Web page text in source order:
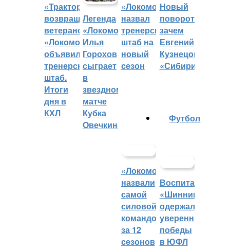
«Трактор»
возвращает
ветеранов,
«Локомотив»
объявил
тренерский
штаб.
Итоги
дня в
КХЛ
Легенда
«Локомотива»
Илья
Горохов
сыграет
в
звездном
матче
Кубка
Овечкина
«Локомотив»
назвал
тренерский
штаб на
новый
сезон
Новый
поворот:
зачем
Евгений
Кузнецов
«Сибири»?
«Локомотив»
назвали
самой
силовой
командой
за 12
сезонов
Футбол
Воспитанники
«Шинника»
одержали
уверенные
победы
в ЮФЛ